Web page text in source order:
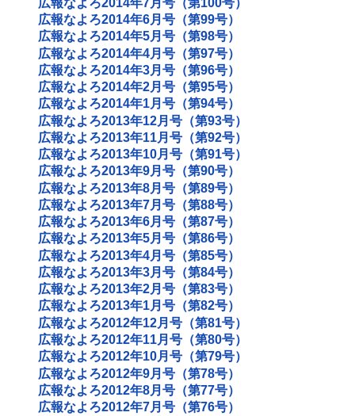
広報なよろ2014年6月号（第99号）
広報なよろ2014年5月号（第98号）
広報なよろ2014年4月号（第97号）
広報なよろ2014年3月号（第96号）
広報なよろ2014年2月号（第95号）
広報なよろ2014年1月号（第94号）
広報なよろ2013年12月号（第93号）
広報なよろ2013年11月号（第92号）
広報なよろ2013年10月号（第91号）
広報なよろ2013年9月号（第90号）
広報なよろ2013年8月号（第89号）
広報なよろ2013年7月号（第88号）
広報なよろ2013年6月号（第87号）
広報なよろ2013年5月号（第86号）
広報なよろ2013年4月号（第85号）
広報なよろ2013年3月号（第84号）
広報なよろ2013年2月号（第83号）
広報なよろ2013年1月号（第82号）
広報なよろ2012年12月号（第81号）
広報なよろ2012年11月号（第80号）
広報なよろ2012年10月号（第79号）
広報なよろ2012年9月号（第78号）
広報なよろ2012年8月号（第77号）
広報なよろ2012年7月号（第76号）